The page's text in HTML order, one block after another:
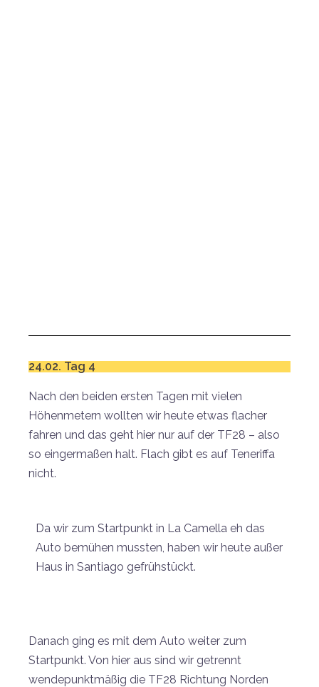
24.02. Tag 4
Nach den beiden ersten Tagen mit vielen
Höhenmetern wollten wir heute etwas flacher
fahren und das geht hier nur auf der TF28 – also
so eingermaßen halt. Flach gibt es auf Teneriffa
nicht.
Da wir zum Startpunkt in La Camella eh das
Auto bemühen mussten, haben wir heute außer
Haus in Santiago gefrühstückt.
Danach ging es mit dem Auto weiter zum
Startpunkt. Von hier aus sind wir getrennt
wendepunktmäßig die TF28 Richtung Norden